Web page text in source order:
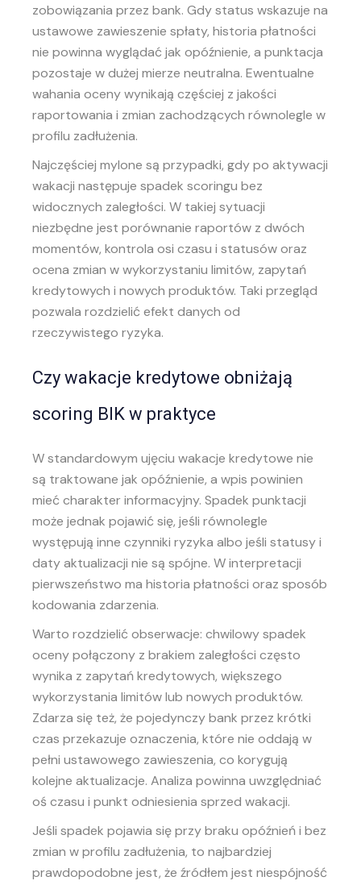
zobowiązania przez bank. Gdy status wskazuje na
ustawowe zawieszenie spłaty, historia płatności
nie powinna wyglądać jak opóźnienie, a punktacja
pozostaje w dużej mierze neutralna. Ewentualne
wahania oceny wynikają częściej z jakości
raportowania i zmian zachodzących równolegle w
profilu zadłużenia.
Najczęściej mylone są przypadki, gdy po aktywacji
wakacji następuje spadek scoringu bez
widocznych zaległości. W takiej sytuacji
niezbędne jest porównanie raportów z dwóch
momentów, kontrola osi czasu i statusów oraz
ocena zmian w wykorzystaniu limitów, zapytań
kredytowych i nowych produktów. Taki przegląd
pozwala rozdzielić efekt danych od
rzeczywistego ryzyka.
Czy wakacje kredytowe obniżają
scoring BIK w praktyce
W standardowym ujęciu wakacje kredytowe nie
są traktowane jak opóźnienie, a wpis powinien
mieć charakter informacyjny. Spadek punktacji
może jednak pojawić się, jeśli równolegle
występują inne czynniki ryzyka albo jeśli statusy i
daty aktualizacji nie są spójne. W interpretacji
pierwszeństwo ma historia płatności oraz sposób
kodowania zdarzenia.
Warto rozdzielić obserwacje: chwilowy spadek
oceny połączony z brakiem zaległości często
wynika z zapytań kredytowych, większego
wykorzystania limitów lub nowych produktów.
Zdarza się też, że pojedynczy bank przez krótki
czas przekazuje oznaczenia, które nie oddają w
pełni ustawowego zawieszenia, co korygują
kolejne aktualizacje. Analiza powinna uwzględniać
oś czasu i punkt odniesienia sprzed wakacji.
Jeśli spadek pojawia się przy braku opóźnień i bez
zmian w profilu zadłużenia, to najbardziej
prawdopodobne jest, że źródłem jest niespójność